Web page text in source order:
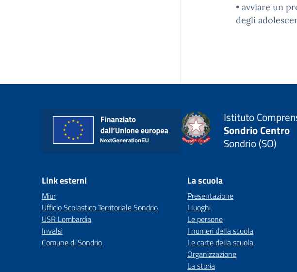
• avviare un
degli
Istituto
Sondrio Centro
Sondrio (SO)
Link esterni
Miur
Ufficio Scolastico Territoriale Sondrio
USR Lombardia
Invalsi
Comune di Sondrio
La scuola
Presentazione
I luoghi
Le persone
I numeri della scuola
Le carte della scuola
Organizzazione
La storia